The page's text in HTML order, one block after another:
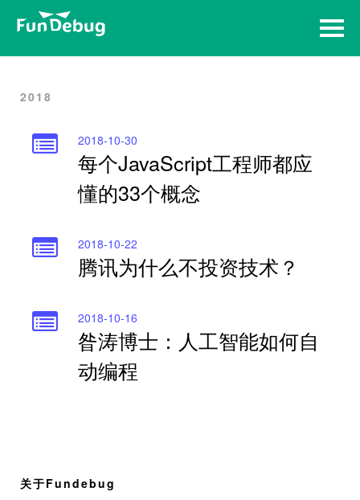
2018
2018-10-30
每个JavaScript工程师都应
懂的33个概念
2018-10-22
腾讯为什么不投资技术？
2018-10-16
昝涛博士：人工智能如何自
动编程
关于Fundebug
Home
Archives